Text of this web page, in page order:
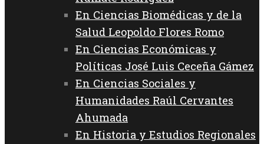
En Ciencias Biomédicas y de la
Salud Leopoldo Flores Romo
En Ciencias Económicas y
Políticas José Luis Ceceña Gámez
En Ciencias Sociales y
Humanidades Raúl Cervantes
Ahumada
En Historia y Estudios Regionales